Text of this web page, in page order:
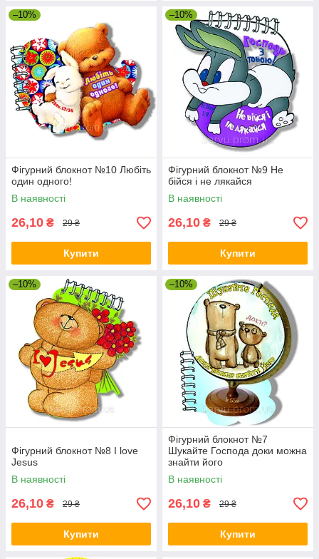
–10%
Фігурний блокнот №10 Любіть
один одного!
В наявності
26,10 ₴ 29 ₴
Купити
–10%
Фігурний блокнот №9 Не
бійся і не лякайся
В наявності
26,10 ₴ 29 ₴
Купити
–10%
Фігурний блокнот №8 I love
Jesus
В наявності
26,10 ₴ 29 ₴
Купити
–10%
Фігурний блокнот №7
Шукайте Господа доки можна
знайти його
В наявності
26,10 ₴ 29 ₴
Купити